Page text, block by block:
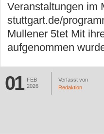
Veranstaltungen im
stuttgart.de/
Mullener 5tet Mit
aufgenommen
01
FEB
2026
Verfasst von
Redaktion